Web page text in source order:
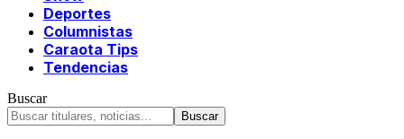
Deportes
Columnistas
Caraota Tips
Tendencias
Buscar